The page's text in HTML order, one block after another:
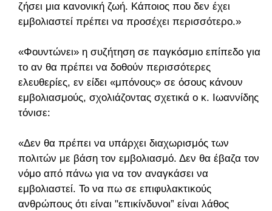
ζήσει μια κανονική ζωή. Κάποιος που δεν έχει
εμβολιαστεί πρέπει να προσέχει περισσότερο.»
«Φουντώνει» η συζήτηση σε παγκόσμιο επίπεδο για
το αν θα πρέπει να δοθούν περισσότερες
ελευθερίες, εν είδει «μπόνους» σε όσους κάνουν
εμβολιασμούς, σχολιάζοντας σχετικά ο κ. Ιωαννίδης
τόνισε:
«Δεν θα πρέπει να υπάρχει διαχωρισμός των
πολιτών με βάση τον εμβολιασμό. Δεν θα έβαζα τον
νόμο από πάνω για να τον αναγκάσει να
εμβολιαστεί. Το να πω σε επιφυλακτικούς
ανθρώπους ότι είναι "επικίνδυνοι” είναι λάθος